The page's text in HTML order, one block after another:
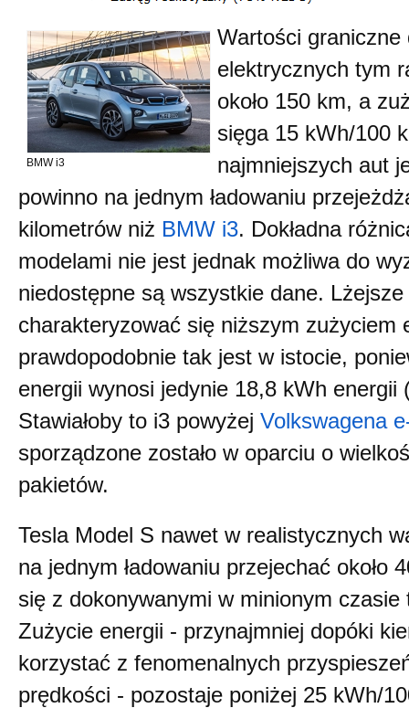
BMW i3
Wartości
elektrycznych tym
około 150 km, a
sięga 15 kWh/100
najmniejszych aut
powinno na jednym ładowaniu
kilometrów niż BMW i3. Dokładna
modelami nie jest jednak możliwa do
niedostępne są wszystkie dane.
charakteryzować się niższym zużyciem
prawdopodobnie tak jest w istocie,
energii wynosi jedynie 18,8 kWh energii
Stawiałoby to i3 powyżej Volkswagena
sporządzone zostało w oparciu o
pakietów.
Tesla Model S nawet w realistycznych
na jednym ładowaniu przejechać około
się z dokonywanymi w minionym
Zużycie energii - przynajmniej dopóki
korzystać z fenomenalnych
prędkości - pozostaje poniżej 25 kWh/